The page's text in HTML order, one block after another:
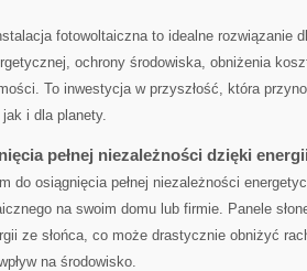
fotowoltaiczna to idealne rozwiązanie⁣
ochrony środowiska, obniżenia
To inwestycja w przyszłość, ⁣która
i ‍dla ⁣planety.
pełnej niezależności dzięki
do ⁣osiągnięcia pełnej niezależności
na swoim domu⁣ lub firmie. Panele
ze słońca, co⁣ może drastycznie obniżyć
⁣na ‌środowisko.